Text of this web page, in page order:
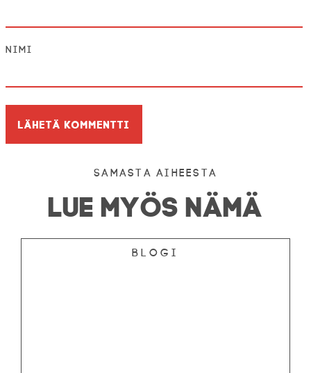
Nimi
Samasta aiheesta
LUE MYÖS NÄMÄ
Blogi